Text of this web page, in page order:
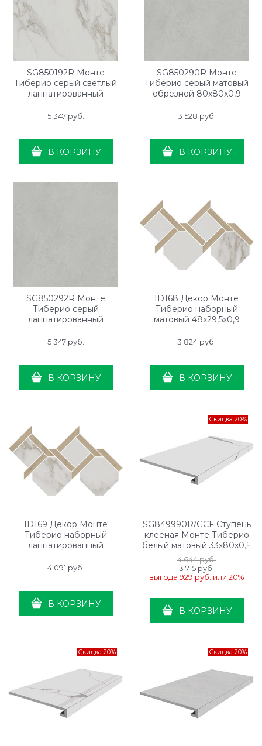
SG850192R Монте
Тиберио серый светлый
лаппатированный
5 347 руб.
В КОРЗИНУ
SG850290R Монте
Тиберио серый матовый
обрезной 80x80x0,9
3 528 руб.
В КОРЗИНУ
SG850292R Монте
Тиберио серый
лаппатированный
5 347 руб.
В КОРЗИНУ
ID168 Декор Монте
Тиберио наборный
матовый 48x29,5x0,9
3 824 руб.
В КОРЗИНУ
ID169 Декор Монте
Тиберио наборный
лаппатированный
4 091 руб.
В КОРЗИНУ
Скидка 20%
SG849990R/GCF Ступень
клееная Монте Тиберио
белый матовый 33x80x0,9
4 644 руб.
3 715 руб.
выгода 929 руб. или 20%
В КОРЗИНУ
Скидка 20% Скидка 20%